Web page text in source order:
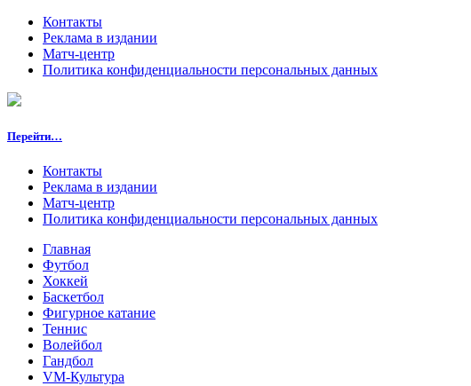
Контакты
Реклама в издании
Матч-центр
Политика конфиденциальности персональных данных
Перейти…
Контакты
Реклама в издании
Матч-центр
Политика конфиденциальности персональных данных
Главная
Футбол
Хоккей
Баскетбол
Фигурное катание
Теннис
Волейбол
Гандбол
VM-Культура